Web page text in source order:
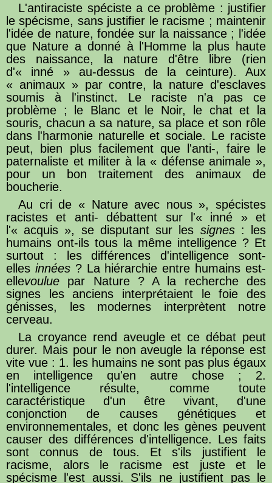
L'antiraciste spéciste a ce problème : justifier
le spécisme, sans justifier le racisme ; maintenir
l'idée de nature, fondée sur la naissance ; l'idée
que Nature a donné à l'Homme la plus haute
des naissance, la nature d'être libre (rien
d'« inné » au-dessus de la ceinture). Aux
« animaux » par contre, la nature d'esclaves
soumis à l'instinct. Le raciste n'a pas ce
problème ; le Blanc et le Noir, le chat et la
souris, chacun a sa nature, sa place et son rôle
dans l'harmonie naturelle et sociale. Le raciste
peut, bien plus facilement que l'anti-, faire le
paternaliste et militer à la « défense animale »,
pour un bon traitement des animaux de
boucherie.
Au cri de « Nature avec nous », spécistes
racistes et anti- débattent sur l'« inné » et
l'« acquis », se disputant sur les signes: les
humains ont-ils tous la même intelligence ? Et
surtout : les différences d'intelligence sont-
elles innées? La hiérarchie entre humains est-
ellevoulue par Nature ? A la recherche des
signes les anciens interprétaient le foie des
génisses, les modernes interprètent notre
cerveau.
La croyance rend aveugle et ce débat peut
durer. Mais pour le non aveugle la réponse est
vite vue : 1. les humains ne sont pas plus égaux
en intelligence qu'en autre chose ; 2.
l'intelligence résulte, comme toute
caractéristique d'un être vivant, d'une
conjonction de causes génétiques et
environnementales, et donc les gènes peuvent
causer des différences d'intelligence. Les faits
sont connus de tous. Et s'ils justifient le
racisme, alors le racisme est juste et le
spécisme l'est aussi. S'ils ne justifient pas le